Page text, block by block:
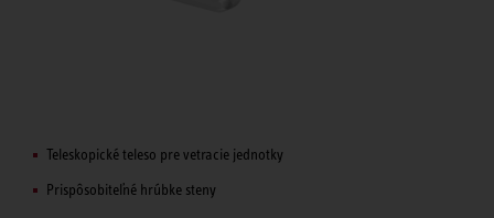
Teleskopické teleso pre vetracie jednotky
Prispôsobiteľné hrúbke steny